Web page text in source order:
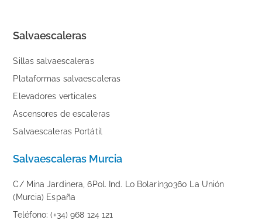
Salvaescaleras
Sillas salvaescaleras
Plataformas salvaescaleras
Elevadores verticales
Ascensores de escaleras
Salvaescaleras Portátil
Salvaescaleras Murcia
C/ Mina Jardinera, 6Pol. Ind. Lo Bolarín30360 La Unión
(Murcia) España
Teléfono: (+34) 968 124 121